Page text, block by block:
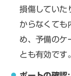
損傷していた
からなくても
め、予備のケ
とも有効です。